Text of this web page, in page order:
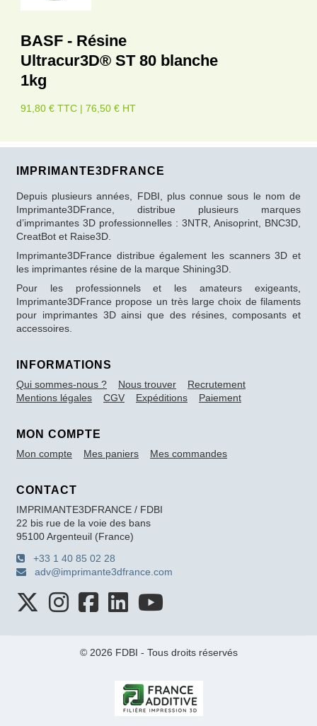
BASF - Résine
Ultracur3D® ST 80 blanche
1kg
91,80 € TTC | 76,50 € HT
IMPRIMANTE3DFRANCE
Depuis plusieurs années, FDBI, plus connue sous le nom de
Imprimante3DFrance, distribue plusieurs marques
d’imprimantes 3D professionnelles : 3NTR, Anisoprint, BNC3D,
CreatBot et Raise3D.
Imprimante3DFrance distribue également les scanners 3D et
les imprimantes résine de la marque Shining3D.
Pour les professionnels et les amateurs exigeants,
Imprimante3DFrance propose un très large choix de filaments
pour imprimantes 3D ainsi que des résines, composants et
accessoires.
INFORMATIONS
Qui sommes-nous ? Nous trouver
Recrutement
Mentions légales
CGV Expéditions Paiement
MON COMPTE
Mon compte Mes paniers Mes commandes
CONTACT
IMPRIMANTE3DFRANCE / FDBI
22 bis rue de la voie des bans
95100 Argenteuil (France)
+33 1 40 85 02 28
adv@imprimante3dfrance.com
© 2026 FDBI - Tous droits réservés